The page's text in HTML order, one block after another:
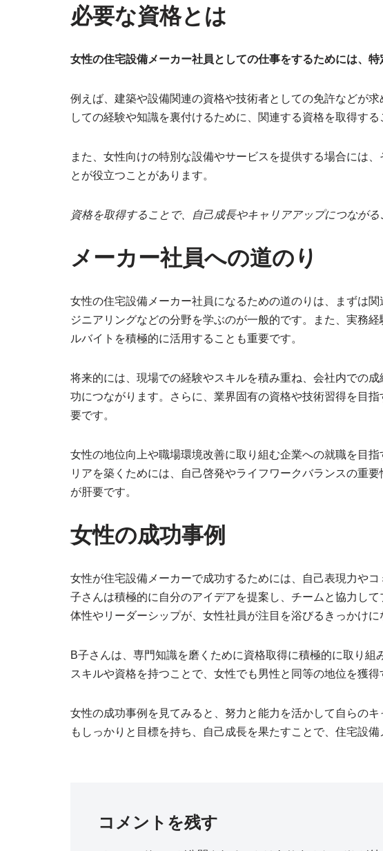
必要な資格とは
女性の住宅設備メーカー社員としての仕事をするためには、特
例えば、建築や設備関連の資格や技術者としての免許などが
しての経験や知識を裏付けるために、関連する資格を取得する
また、女性向けの特別な設備やサービスを提供する場合には
とが役立つことがあります。
資格を取得することで、自己成長やキャリアアップにつながる
メーカー社員への道のり
女性の住宅設備メーカー社員になるための道のりは、まずは
ジニアリングなどの分野を学ぶのが一般的です。また、実務
ルバイトを積極的に活用することも重要です。
将来的には、現場での経験やスキルを積み重ね、会社内での
功につながります。さらに、業界固有の資格や技術習得を目
要です。
女性の地位向上や職場環境改善に取り組む企業への就職を目
リアを築くためには、自己啓発やライフワークバランスの重
が肝要です。
女性の成功事例
女性が住宅設備メーカーで成功するためには、自己表現力や
子さんは積極的に自分のアイデアを提案し、チームと協力し
体性やリーダーシップが、女性社員が注目を浴びるきっかけに
B子さんは、専門知識を磨くために資格取得に積極的に取り
スキルや資格を持つことで、女性でも男性と同等の地位を獲得
女性の成功事例を見てみると、努力と能力を活かして自らの
もしっかりと目標を持ち、自己成長を果たすことで、住宅設備
コメントを残す